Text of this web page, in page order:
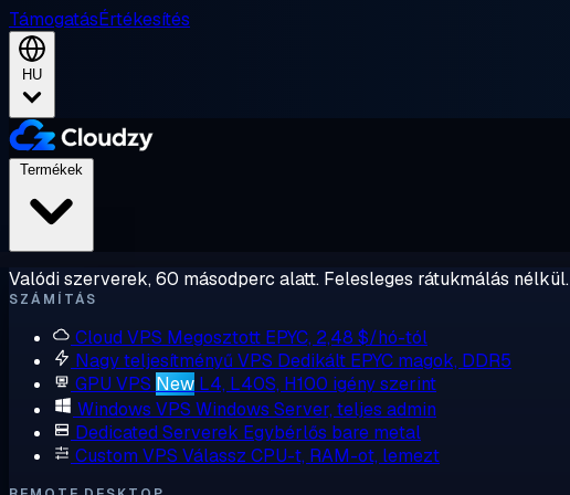
TámogatásÉrtékesítés
HU
Valódi szerverek, 60 másodperc alatt. Felesleges rátukmálás nélkül.
SZÁMÍTÁS
Cloud VPS Megosztott EPYC, 2,48 $/hó-tól
Nagy teljesítményű VPS Dedikált EPYC magok, DDR5
GPU VPS New L4, L40S, H100 igény szerint
Windows VPS Windows Server, teljes admin
Dedicated Serverek Egybérlős bare metal
Custom VPS Válassz CPU-t, RAM-ot, lemezt